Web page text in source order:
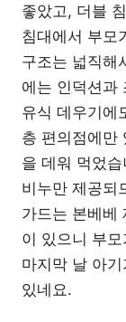
좋았고, 더블
침대에서 부모
구조는 넓직해
에는 인덕션과
유식 데우기에
층 편의점에만
을 데워 먹었
비누만 제공되
가드는 본베베
이 있으니 부
마지막 날 아
있네요.